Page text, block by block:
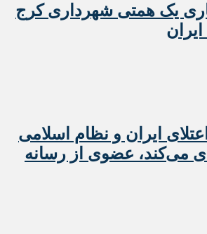
یک همتی شهرداری کرج
ایران و نظام اسلامی
می‌کند، عضوی از رسانه